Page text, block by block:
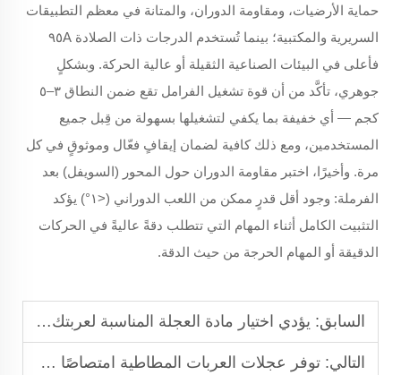
حماية الأرضيات، ومقاومة الدوران، والمتانة في معظم التطبيقات
السريرية والمكتبية؛ بينما تُستخدم الدرجات ذات الصلادة ٩٥A
فأعلى في البيئات الصناعية الثقيلة أو عالية الحركة. وبشكلٍ
جوهري، تأكَّد من أن قوة تشغيل الفرامل تقع ضمن النطاق ٣–٥
كجم — أي خفيفة بما يكفي لتشغيلها بسهولة من قِبل جميع
المستخدمين، ومع ذلك كافية لضمان إيقافٍ فعّال وموثوقٍ في كل
مرة. وأخيرًا، اختبر مقاومة الدوران حول المحور (السويفل) بعد
الفرملة: وجود أقل قدرٍ ممكن من اللعب الدوراني (<١°) يؤكد
التثبيت الكامل أثناء المهام التي تتطلب دقةً عاليةً في الحركات
الدقيقة أو المهام الحرجة من حيث الدقة.
السابق: يؤدي اختيار مادة العجلة المناسبة لعربتك إلى تقليل الإجهاد الواقع على المشغل وتحسين كفاءة مكان العمل.
التالي: توفر عجلات العربات المطاطية امتصاصًا ممتازًا للصدمات وتماسكًا فائقًا لمعدات العمل في الهواء الطلق على التضاريس الوعرة.